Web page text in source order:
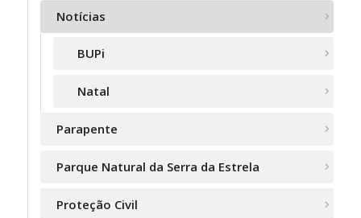
Notícias
BUPi
Natal
Parapente
Parque Natural da Serra da Estrela
Proteção Civil